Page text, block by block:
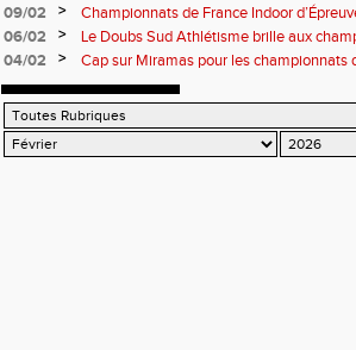
09/02
>
Championnats de France Indoor
Marche
06/02 >
Le Doubs Sud Athlétisme brille aux
cross à Vesoul
04/02 >
Cap sur Miramas pour les championnats